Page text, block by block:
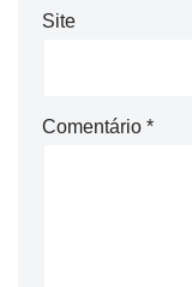
Site
Comentário *